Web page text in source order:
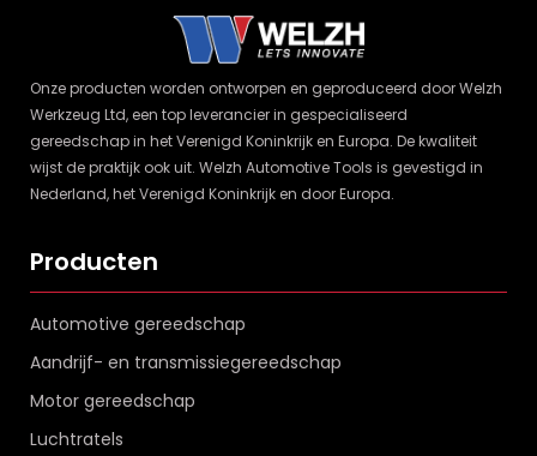
Onze producten worden ontworpen en geproduceerd door Welzh
Werkzeug Ltd, een top leverancier in gespecialiseerd
gereedschap in het Verenigd Koninkrijk en Europa. De kwaliteit
wijst de praktijk ook uit. Welzh Automotive Tools is gevestigd in
Nederland, het Verenigd Koninkrijk en door Europa.
Producten
Automotive gereedschap
Aandrijf- en transmissiegereedschap
Motor gereedschap
Luchtratels